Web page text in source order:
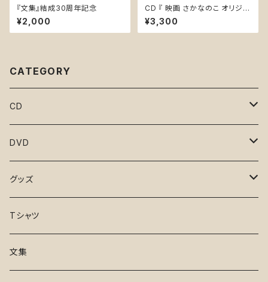
『文集』結成30周年記念
¥2,000
CD 『 映画 さかなのこ オリジナ
ルサウンドトラック』(LACA-25
013)
¥3,300
CATEGORY
CD
となりのマサラ
凪のお暇
日々、としつき
17才
DVD
１と２
さんぽ
グッズ
手ぬぐい
Tシャツ
Tシャツ
文集